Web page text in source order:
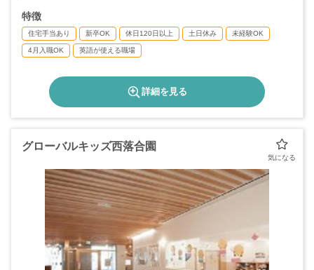
特徴
住宅手当あり 新卒OK 休日120日以上 土日休み 未経験OK
4月入職OK 英語が使える職場
詳細を見る
グローバルキッズ西落合園